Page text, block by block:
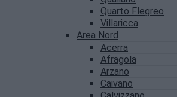
Quarto Flegreo
Villaricca
Area Nord
Acerra
Afragola
Arzano
Caivano